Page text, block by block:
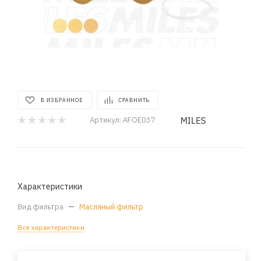
В ИЗБРАННОЕ СРАВНИТЬ
Артикул: AFOE037 MILES
Характеристики
Вид фильтра — Масляный фильтр
Все характеристики